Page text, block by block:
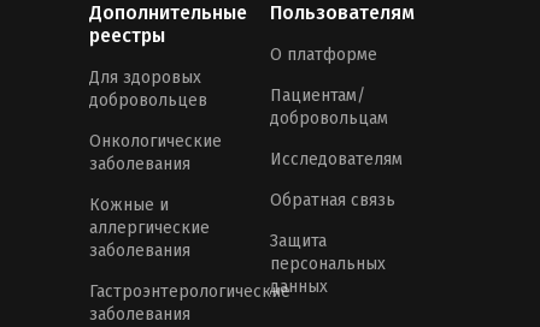
Дополнительные
реестры
Для здоровых
добровольцев
Онкологические
заболевания
Кожные и
аллергические
заболевания
Гастроэнтерологические
заболевания
Пользователям
О платформе
Пациентам/
добровольцам
Исследователям
Обратная связь
Защита
персональных
данных